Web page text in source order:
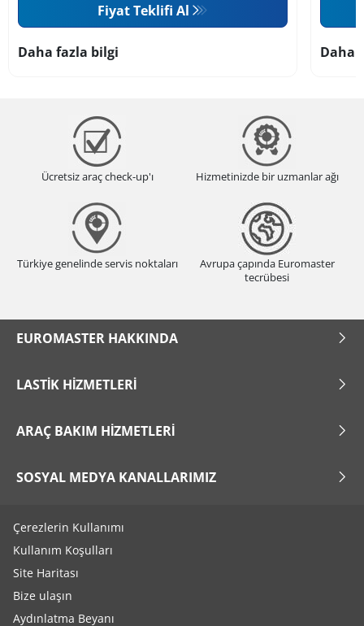
Fiyat Teklifi Al
Daha fazla bilgi Daha
Ücretsiz araç check-up'ı Hizmetinizde bir uzmanlar ağı
Türkiye genelinde servis noktaları
Avrupa çapında Euromaster
tecrübesi
EUROMASTER HAKKINDA
LASTIK HIZMETLERI
ARAÇ BAKIM HIZMETLERI
SOSYAL MEDYA KANALLARIMIZ
Çerezlerin Kullanımı
Kullanım Koşulları
Site Haritası
Bize ulaşın
Aydınlatma Beyanı